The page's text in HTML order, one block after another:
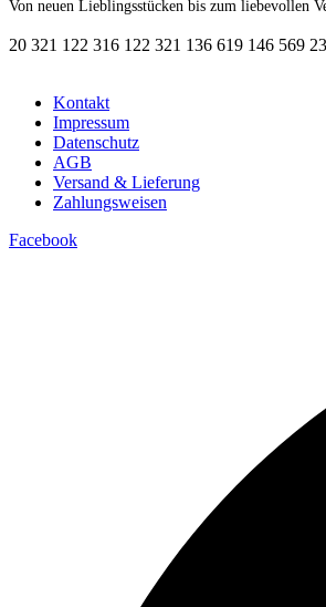
Von neuen Lieblingsstücken bis zum liebevollen
20 321 1 22 316 1 22 321 136 619 146 569 2
Kontakt
Impressum
Datenschutz
AGB
Versand & Lieferung
Zahlungsweisen
Facebook